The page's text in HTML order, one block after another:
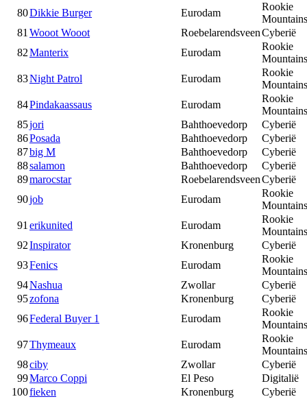
80Dikkie Burger Eurodam
Rookie
Mountains
81Wooot Wooot RoebelarendsveenCyberië
82Manterix Eurodam
Rookie
Mountains
83Night Patrol Eurodam
Rookie
Mountains
84Pindakaassaus Eurodam
Rookie
Mountains
85jori Bahthoevedorp
Cyberië
86Posada Bahthoevedorp
Cyberië
87big M Bahthoevedorp
Cyberië
88salamon Bahthoevedorp
Cyberië
89marocstar RoebelarendsveenCyberië
90job Eurodam
Rookie
Mountains
91erikunited Eurodam
Rookie
Mountains
92Inspirator Kronenburg
Cyberië
93Fenics Eurodam
Rookie
Mountains
94Nashua Zwollar
Cyberië
95zofona Kronenburg
Cyberië
96Federal Buyer 1 Eurodam
Rookie
Mountains
97Thymeaux Eurodam
Rookie
Mountains
98ciby Zwollar
Cyberië
99Marco Coppi El Peso
Digitalië
100fieken Kronenburg
Cyberië